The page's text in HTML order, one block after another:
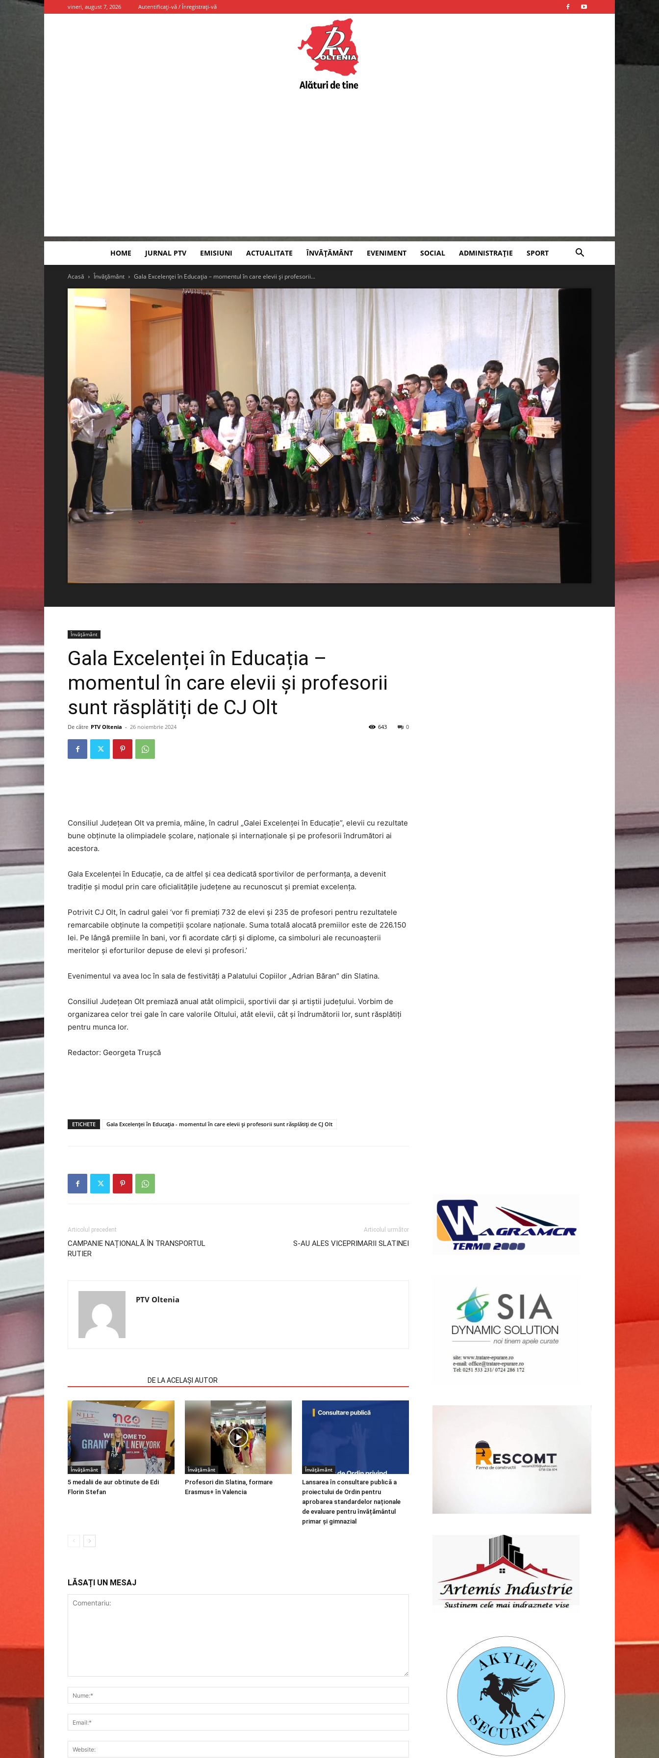
vineri, august 7, 2026 Autentificați-vă / Înregistrați-vă
HOME JURNAL PTV EMISIUNI ACTUALITATE ÎNVĂȚĂMÂNT EVENIMENT SOCIAL ADMINISTRAȚIE SPORT
Acasă Învățământ Gala Excelenței în Educația – momentul în care elevii și profesorii...
Învățământ
Gala Excelenței în Educația –
momentul în care elevii și profesorii
sunt răsplătiți de CJ Olt
De către PTV Oltenia - 26 noiembrie 2024 0
643
Consiliul Județean Olt va premia, mâine, în cadrul „Galei Excelenței în Educație”, elevii cu rezultate
bune obținute la olimpiadele școlare, naționale și internaționale și pe profesorii îndrumători ai
acestora.
Gala Excelenței în Educație, ca de altfel și cea dedicată sportivilor de performanța, a devenit
tradiție și modul prin care oficialitățile județene au recunoscut și premiat excelența.
Potrivit CJ Olt, în cadrul galei ‘vor fi premiați 732 de elevi și 235 de profesori pentru rezultatele
remarcabile obținute la competiții școlare naționale. Suma totală alocată premiilor este de 226.150
lei. Pe lângă premiile în bani, vor fi acordate cărți și diplome, ca simboluri ale recunoașterii
meritelor și eforturilor depuse de elevi și profesori.’
Evenimentul va avea loc în sala de festivități a Palatului Copiilor „Adrian Băran” din Slatina.
Consiliul Județean Olt premiază anual atât olimpicii, sportivii dar și artiștii județului. Vorbim de
organizarea celor trei gale în care valorile Oltului, atât elevii, cât și îndrumătorii lor, sunt răsplătiți
pentru munca lor.
Redactor: Georgeta Trușcă
ETICHETE Gala Excelenței în Educația - momentul în care elevii și profesorii sunt răsplătiți de CJ Olt
Articolul precedent
CAMPANIE NAȚIONALĂ ÎN TRANSPORTUL
RUTIER
Articolul următor
S-AU ALES VICEPRIMARII SLATINEI
PTV Oltenia
DE LA ACELAȘI AUTOR
Învățământ
5 medalii de aur obtinute de Edi
Florin Stefan
Învățământ
Profesori din Slatina, formare
Erasmus+ în Valencia
Învățământ
Lansarea în consultare publică a
proiectului de Ordin pentru
aprobarea standardelor naționale
de evaluare pentru învățământul
primar și gimnazial
LĂSAȚI UN MESAJ